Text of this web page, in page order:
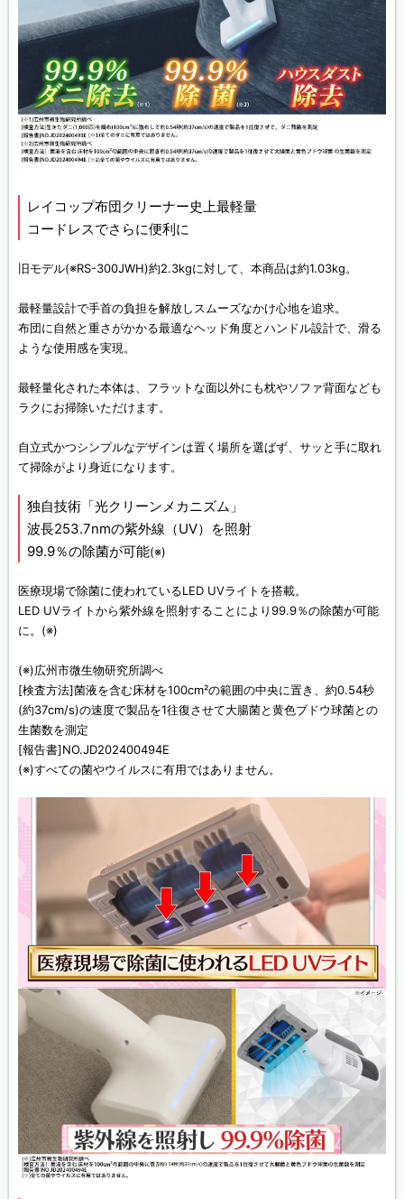
レイコップ布団クリーナー史上最軽量
コードレスでさらに便利に
旧モデル(※RS-300JWH)約2.3kgに対して、本商品は約1.03kg。
最軽量設計で手首の負担を解放しスムーズなかけ心地を追求。
布団に自然と重さがかかる最適なヘッド角度とハンドル設計で、滑る
ような使用感を実現。
最軽量化された本体は、フラットな面以外にも枕やソファ背面なども
ラクにお掃除いただけます。
自立式かつシンプルなデザインは置く場所を選ばず、サッと手に取れ
て掃除がより身近になります。
独自技術「光クリーンメカニズム」
波長253.7nmの紫外線（UV）を照射
99.9％の除菌が可能(※)
医療現場で除菌に使われているLED UVライトを搭載。
LED UVライトから紫外線を照射することにより99.9％の除菌が可能
に。 (※)
(※)広州市微生物研究所調べ
[検査方法]菌液を含む床材を100cm²の範囲の中央に置き、約0.54秒
(約37cm/s)の速度で製品を1往復させて大腸菌と黄色ブドウ球菌との
生菌数を測定
[報告書]NO.JD202400494E
(※)すべての菌やウイルスに有用ではありません。